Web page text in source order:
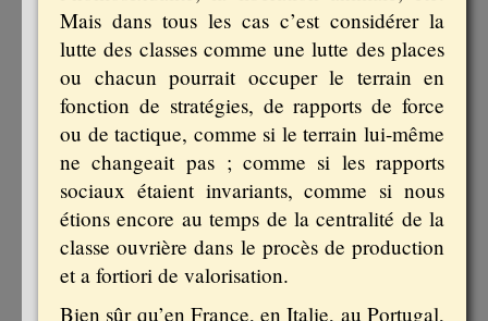
Mais dans tous les cas c’est considérer la
lutte des classes comme une lutte des places
ou chacun pourrait occuper le terrain en
fonction de stratégies, de rapports de force
ou de tactique, comme si le terrain lui-même
ne changeait pas ; comme si les rapports
sociaux étaient invariants, comme si nous
étions encore au temps de la centralité de la
classe ouvrière dans le procès de production
et a fortiori de valorisation.
Bien sûr qu’en France, en Italie, au Portugal,